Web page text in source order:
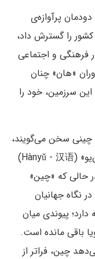
پرآوازه‌ی
را گسترش داد،
و اجتماعی
«هان» چنان
سرزمین، خود را
سخن می‌گویند،
به جای «زبان چینی»، اغلب از واژه‌ی «هان‌یو» (Hànyǔ - 汉语)
که «چین»
جهانیان
پیوندی میان
باقی مانده است.
چین، فراتر از